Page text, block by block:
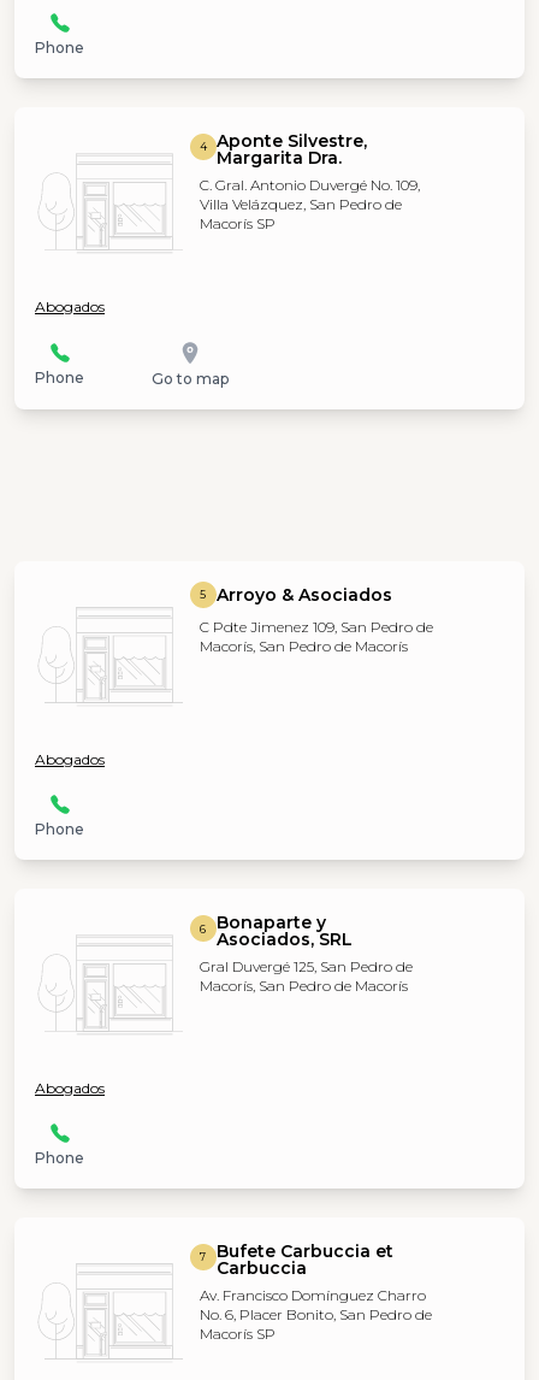
Phone
4 Aponte Silvestre,
Margarita Dra.
C. Gral. Antonio Duvergé No. 109,
Villa Velázquez, San Pedro de
Macorís SP
Abogados
Phone Go to map
5 Arroyo & Asociados
C Pdte Jimenez 109, San Pedro de
Macorís, San Pedro de Macorís
Abogados
Phone
6 Bonaparte y
Asociados, SRL
Gral Duvergé 125, San Pedro de
Macorís, San Pedro de Macorís
Abogados
Phone
7 Bufete Carbuccia et
Carbuccia
Av. Francisco Domínguez Charro
No. 6, Placer Bonito, San Pedro de
Macorís SP